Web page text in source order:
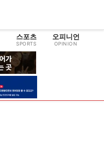
스포츠
SPORTS
오피니언
OPINION